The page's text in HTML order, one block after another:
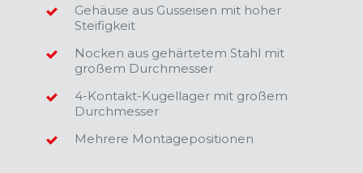
Gehäuse aus Gusseisen mit hoher
Steifigkeit
Nocken aus gehärtetem Stahl mit
großem Durchmesser
4-Kontakt-Kugellager mit großem
Durchmesser
Mehrere Montagepositionen